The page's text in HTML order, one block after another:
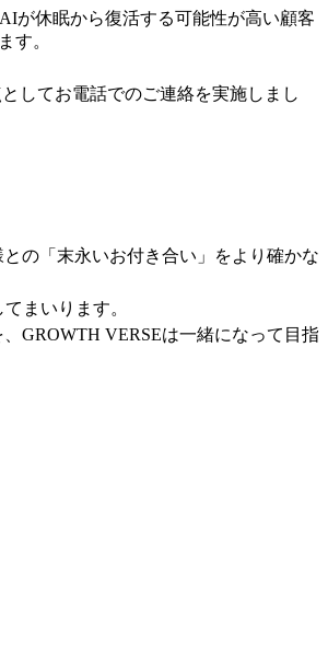
が休眠から復活する可能性が高い顧客
す。
してお電話でのご連絡を実施しまし
の「末永いお付き合い」をより確かな
まいります。
GROWTH VERSEは一緒になって目指